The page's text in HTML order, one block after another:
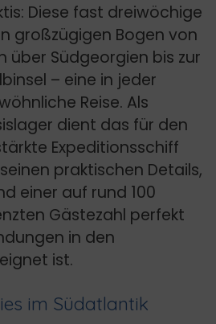
Diese fast dreiwöchige
großzügigen Bogen von
über Südgeorgien bis zur
– eine in jeder
Reise. Als
dient das für den
Expeditionsschiff
praktischen Details,
einer auf rund 100
Gästezahl perfekt
in den
ist.
im Südatlantik